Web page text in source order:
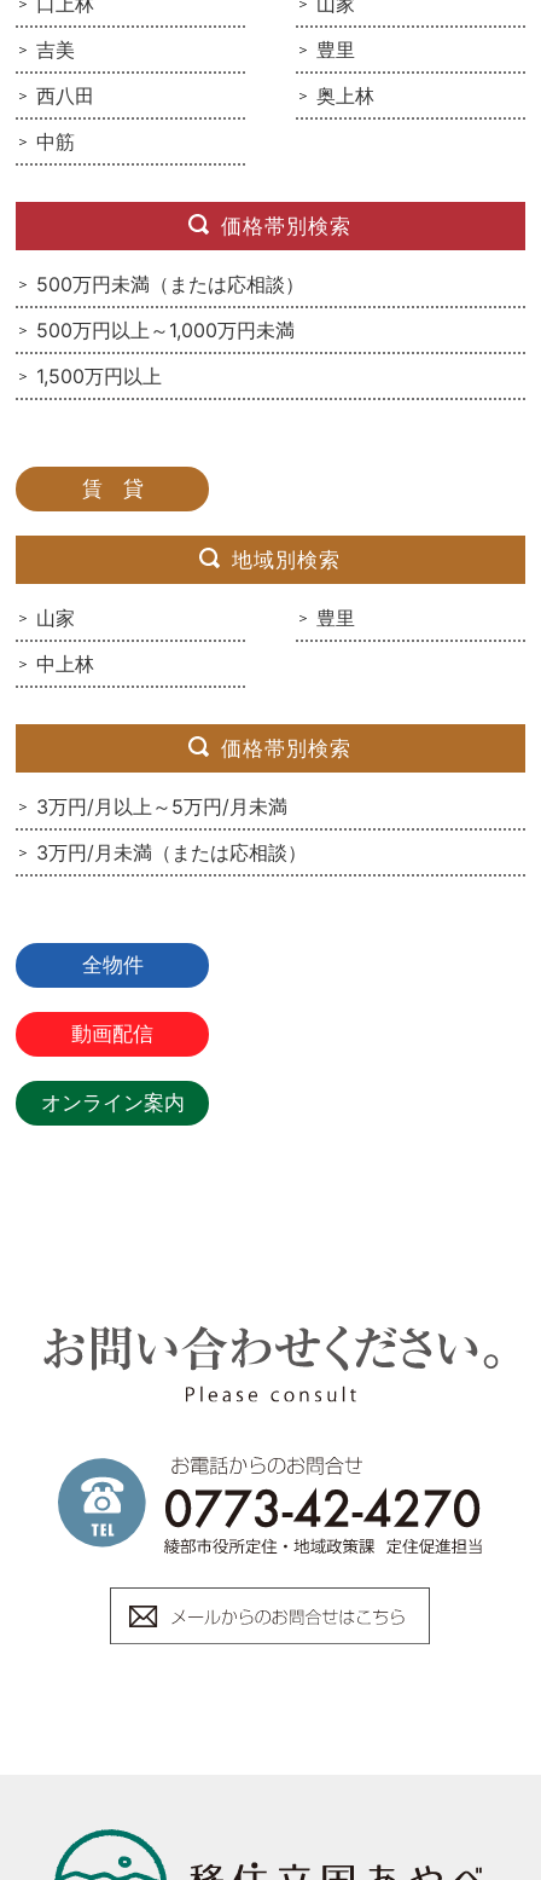
吉美
豊里
西八田
奥上林
中筋
価格帯別検索
500万円未満（または応相談）
500万円以上～1,000万円未満
1,500万円以上
賃 貸
地域別検索
山家
豊里
中上林
価格帯別検索
3万円/月以上～5万円/月未満
3万円/月未満（または応相談）
全物件
動画配信
オンライン案内